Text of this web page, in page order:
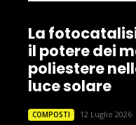
La
il potere dei
poliestere
luce solare
COMPOSTI 12 Luglio 2026